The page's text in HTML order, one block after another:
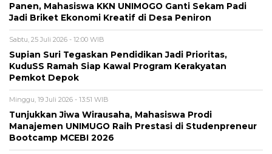
Panen, Mahasiswa KKN UNIMOGO Ganti Sekam Padi
Jadi Briket Ekonomi Kreatif di Desa Peniron
Sabtu, 25 Juli 2026 - 12:00 WIB
Supian Suri Tegaskan Pendidikan Jadi Prioritas,
KuduSS Ramah Siap Kawal Program Kerakyatan
Pemkot Depok
Minggu, 19 Juli 2026 - 13:51 WIB
Tunjukkan Jiwa Wirausaha, Mahasiswa Prodi
Manajemen UNIMUGO Raih Prestasi di Studenpreneur
Bootcamp MCEBI 2026